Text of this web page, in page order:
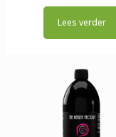
Lees verder